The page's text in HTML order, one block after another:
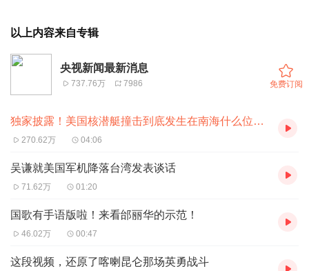
据美国海军学会网站报道，“康涅狄格”号核潜艇在南海与不
提及此次核潜艇事故发生在印太地区国际水域或南海国际水
域，又到底指向哪里？
长期跟踪南海问题的智库“南海战略态势感知计划”，借助船
舶自动跟踪系统、空中广播自动监视系统和遥感卫星影像等
开源数据监测到，10月3日上午10时左右，在西沙群岛东南
约48.7海里处，发现一艘疑似“海狼”级潜艇处于上浮航行状
美军核潜艇为何出现在这片海域？
以上内容来自专辑
央视新闻最新消息
737.76万 7986 免费订阅
独家披露！美国核潜艇撞击到底发生在南海什么位置？
270.62万 04:06
吴谦就美国军机降落台湾发表谈话
71.62万 01:20
国歌有手语版啦！来看邰丽华的示范！
46.02万 00:47
这段视频，还原了喀喇昆仑那场英勇战斗